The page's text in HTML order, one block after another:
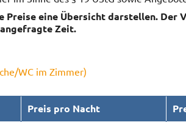
Preise eine Übersicht darstellen.
Zeit.
WC im Zimmer)
Preis pro Nacht